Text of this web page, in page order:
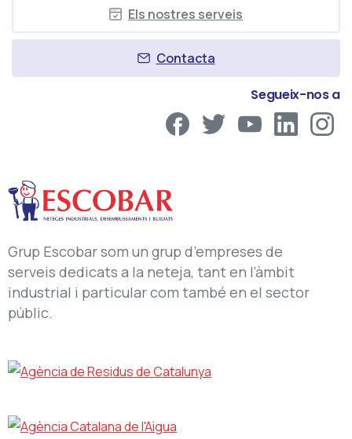
Els nostres serveis
Contacta
Segueix-nos a
Grup Escobar som un grup d’empreses de
serveis dedicats a la neteja, tant en l’àmbit
industrial i particular com també en el sector
públic.